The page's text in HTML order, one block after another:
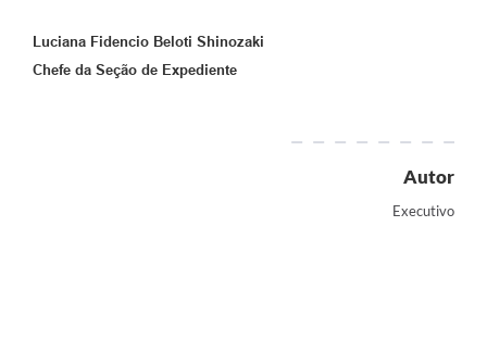
Luciana Fidencio Beloti Shinozaki
Chefe da Seção de Expediente
Autor
Executivo